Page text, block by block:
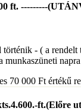
ft. ---------
történik - ( a
napra
70 000 Ft értékű
ft.(Előre